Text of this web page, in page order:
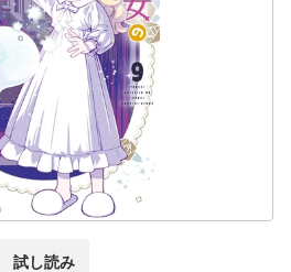
試し読み